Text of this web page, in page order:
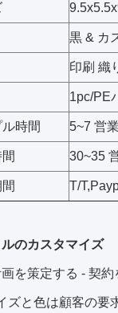
黒 & カ
印刷 織
1pc/PE
時間 5~7 営
30~35
T/
のカスタマイズ
を策定する - 契
ズと色は顧客の要